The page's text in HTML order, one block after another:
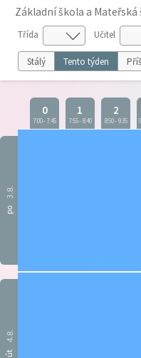
Základní škola a
Třída Učitel
Stálý Tento týden
0
7:00-7:45
1
7:55-8:40
2
8:50-9:35
po
3.8.
út
4.8.